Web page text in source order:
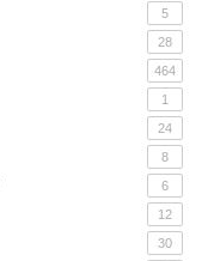
5
28
464
1
24
8
6
12
30